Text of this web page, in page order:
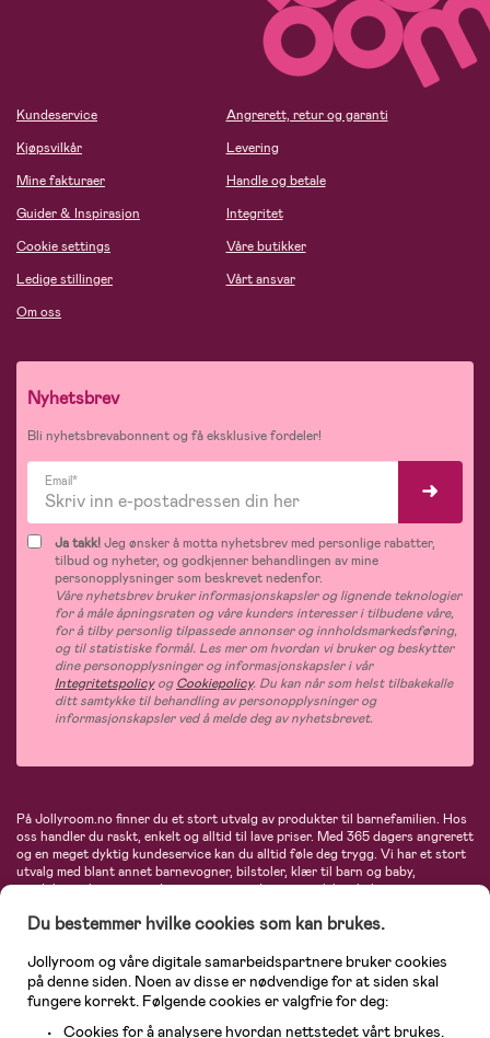
Kundeservice
Kjøpsvilkår
Mine fakturaer
Guider & Inspirasjon
Cookie settings
Ledige stillinger
Om oss
Angrerett, retur og garanti
Levering
Handle og betale
Integritet
Våre butikker
Vårt ansvar
Nyhetsbrev
Bli nyhetsbrevabonnent og få eksklusive fordeler!
Email*
Ja takk!Jeg ønsker å motta nyhetsbrev med personlige rabatter,
tilbud og nyheter, og godkjenner behandlingen av mine
personopplysninger som beskrevet nedenfor.
Våre nyhetsbrev bruker informasjonskapsler og lignende teknologier
for å måle åpningsraten og våre kunders interesser i tilbudene våre,
for å tilby personlig tilpassede annonser og innholdsmarkedsføring,
og til statistiske formål. Les mer om hvordan vi bruker og beskytter
dine personopplysninger og informasjonskapsler i vår
IntegritetspolicyogCookiepolicy. Du kan når som helst tilbakekalle
ditt samtykke til behandling av personopplysninger og
informasjonskapsler ved å melde deg av nyhetsbrevet.
På Jollyroom.no finner du et stort utvalg av produkter til barnefamilien. Hos
oss handler du raskt, enkelt og alltid til lave priser. Med 365 dagers angrerett
og en meget dyktig kundeservice kan du alltid føle deg trygg. Vi har et stort
utvalg med blant annet barnevogner, bilstoler, klær til barn og baby,
produkter til mor, mengder av inspirerende interiør, leker, babyustyr og mye
Maxi-Cosi, Baby Jogger, BabyBjörn, Didriksons, KidKraft, Ergobaby, Philips
største nettbutikk for barn og baby!
Du bestemmer hvilke cookies som kan brukes.
Jollyroom og våre digitale samarbeidspartnere bruker cookies
på denne siden. Noen av disse er nødvendige for at siden skal
fungere korrekt. Følgende cookies er valgfrie for deg:
Cookies for å analysere hvordan nettstedet vårt brukes.